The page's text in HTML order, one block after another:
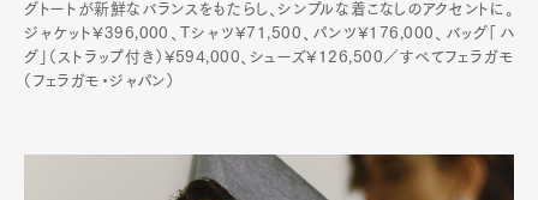
Pen international Pen tw
グトートが新鮮なバランスをもたらし、シンプルな着こなしのアクセントに。
ジャケット¥396,000、Tシャツ¥71,500、パンツ¥176,000、バッグ「ハ
グ」（ストラップ付き）¥594,000、シューズ¥126,500／すべてフェラガモ
（フェラガモ・ジャパン）